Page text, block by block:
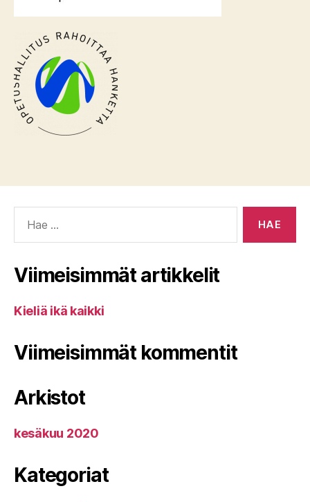
Viimeisimmät artikkelit
Kieliä ikä kaikki
Viimeisimmät kommentit
Arkistot
kesäkuu 2020
Kategoriat